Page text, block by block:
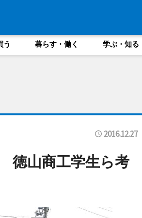
う 暮らす・働く 学ぶ・知る
2016.12.27
徳山商工学生ら考